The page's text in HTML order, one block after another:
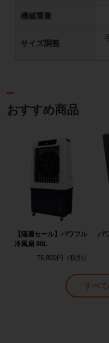
機械重量
サイズ調整
おすすめ商品
【隔週セール】パワフル
冷風扇 80L
76,800円
パ
すべ